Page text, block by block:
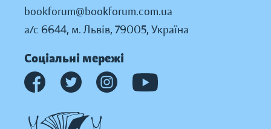
bookforum@bookforum.com.ua
а/с 6644, м. Львів, 79005, Україна
Соціальні мережі